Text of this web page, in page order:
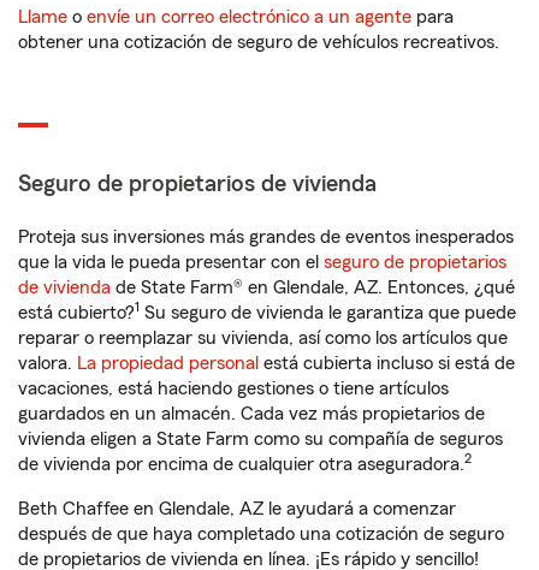
Llame o envíe un correo electrónico a un agente para
obtener una cotización de seguro de vehículos recreativos.
Seguro de propietarios de vivienda
Proteja sus inversiones más grandes de eventos inesperados
que la vida le pueda presentar con el seguro de propietarios
de vivienda de State Farm® en Glendale, AZ. Entonces, ¿qué
está cubierto?1 Su seguro de vivienda le garantiza que puede
reparar o reemplazar su vivienda, así como los artículos que
valora. La propiedad personal está cubierta incluso si está de
vacaciones, está haciendo gestiones o tiene artículos
guardados en un almacén. Cada vez más propietarios de
vivienda eligen a State Farm como su compañía de seguros
de vivienda por encima de cualquier otra aseguradora.2
Beth Chaffee en Glendale, AZ le ayudará a comenzar
después de que haya completado una cotización de seguro
de propietarios de vivienda en línea. ¡Es rápido y sencillo!